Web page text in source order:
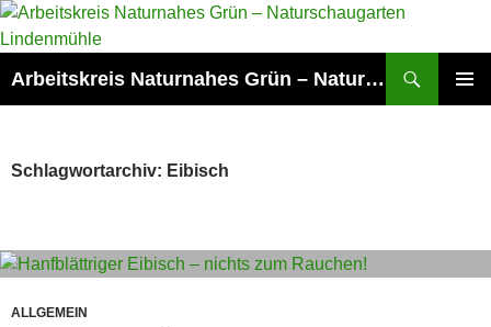
Zum
Inhalt
Arbeitskreis Naturnahes Grün – Naturschaugarten Lindenmühle
Schlagwortarchiv: Eibisch
ALLGEMEIN